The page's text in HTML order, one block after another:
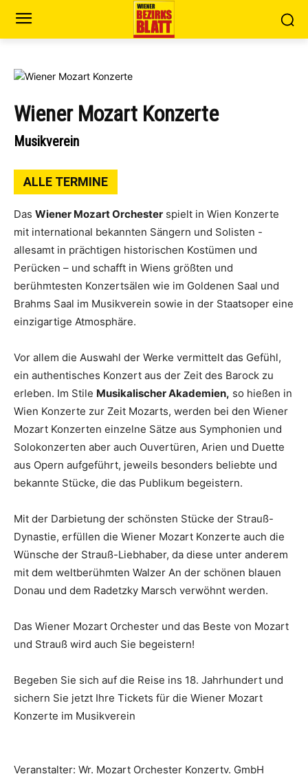
Wiener Mozart Konzerte
Musikverein
ALLE TERMINE
Das Wiener Mozart Orchester spielt in Wien Konzerte
mit international bekannten Sängern und Solisten -
allesamt in prächtigen historischen Kostümen und
Perücken – und schafft in Wiens größten und
berühmtesten Konzertsälen wie im Goldenen Saal und
Brahms Saal im Musikverein sowie in der Staatsoper eine
einzigartige Atmosphäre.
Vor allem die Auswahl der Werke vermittelt das Gefühl,
ein authentisches Konzert aus der Zeit des Barock zu
erleben. Im Stile Musikalischer Akademien, so hießen in
Wien Konzerte zur Zeit Mozarts, werden bei den Wiener
Mozart Konzerten einzelne Sätze aus Symphonien und
Solokonzerten aber auch Ouvertüren, Arien und Duette
aus Opern aufgeführt, jeweils besonders beliebte und
bekannte Stücke, die das Publikum begeistern.
Mit der Darbietung der schönsten Stücke der Strauß-
Dynastie, erfüllen die Wiener Mozart Konzerte auch die
Wünsche der Strauß-Liebhaber, da diese unter anderem
mit dem weltberühmten Walzer An der schönen blauen
Donau und dem Radetzky Marsch verwöhnt werden.
Das Wiener Mozart Orchester und das Beste von Mozart
und Strauß wird auch Sie begeistern!
Begeben Sie sich auf die Reise ins 18. Jahrhundert und
sichern Sie jetzt Ihre Tickets für die Wiener Mozart
Konzerte im Musikverein
Veranstalter: Wr. Mozart Orchester Konzertv. GmbH